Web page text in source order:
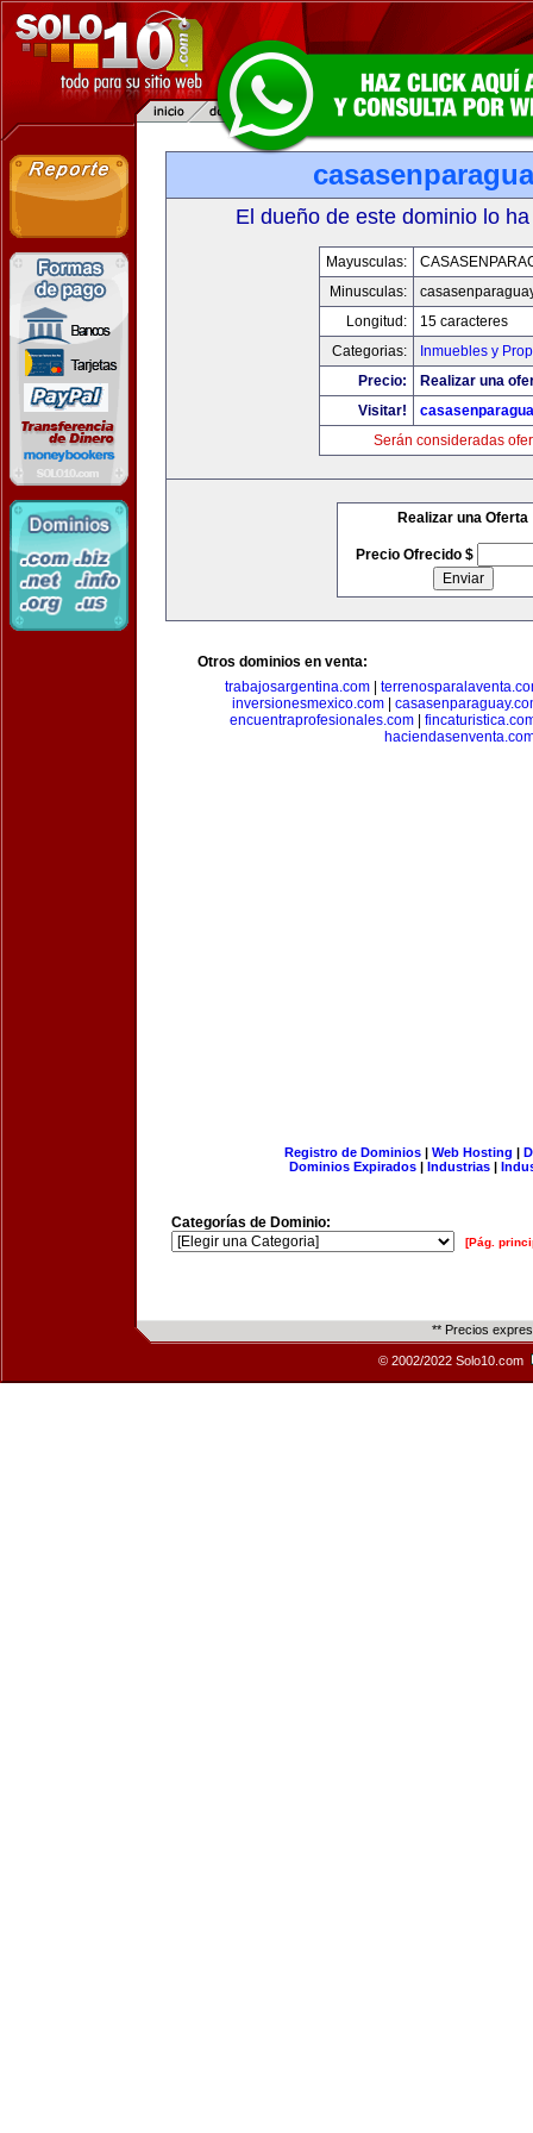
El dueño de este dominio lo
Mayusculas:
Minusculas:
Longitud:
15 caracteres
Categorias:
Inmuebles y
Precio:
Realizar una
Visitar!
Serán consideradas
Realizar una Oferta
Precio Ofrecido $
Otros dominios en venta:
trabajosargentina.com
inversionesmexico.com
encuentraprofesionales.com
Registro de Dominios| Web Hosting |
Dominios Expirados | Industrias |
Categorías de Dominio:
[Pág.
** Precios
© 2002/2022 Solo10.com